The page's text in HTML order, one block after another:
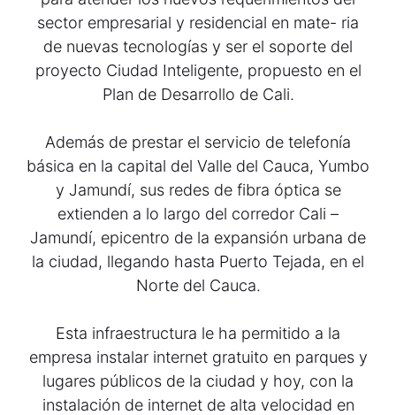
sector empresarial y residencial en mate- ria
de nuevas tecnologías y ser el soporte del
proyecto Ciudad Inteligente, propuesto en el
Plan de Desarrollo de Cali.
Además de prestar el servicio de telefonía
básica en la capital del Valle del Cauca, Yumbo
y Jamundí, sus redes de fibra óptica se
extienden a lo largo del corredor Cali –
Jamundí, epicentro de la expansión urbana de
la ciudad, llegando hasta Puerto Tejada, en el
Norte del Cauca.
Esta infraestructura le ha permitido a la
empresa instalar internet gratuito en parques y
lugares públicos de la ciudad y hoy, con la
instalación de internet de alta velocidad en